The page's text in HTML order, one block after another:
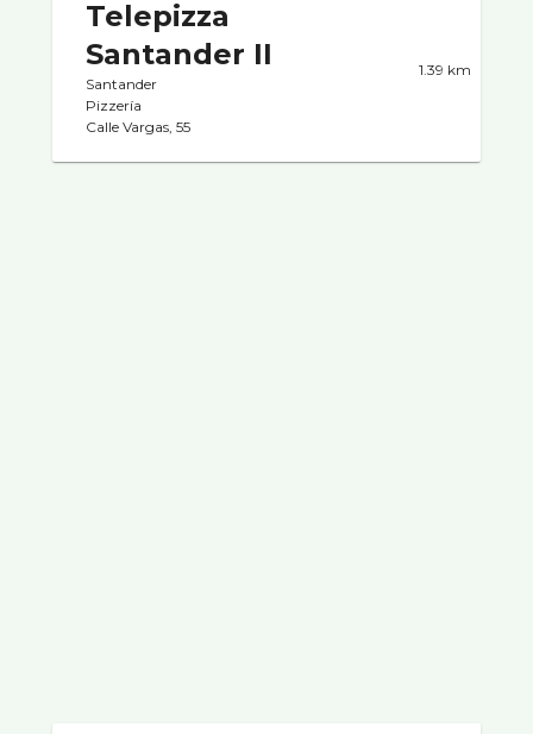
Telepizza
Santander II
Santander
Pizzerí­a
Calle Vargas, 55
1.39 km